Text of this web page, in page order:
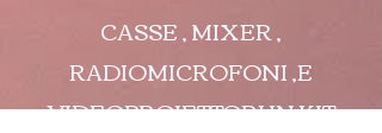
CASSE , MIXER ,
RADIOMICROFONI ,E
VIDEOPROIETTORI IN KIT